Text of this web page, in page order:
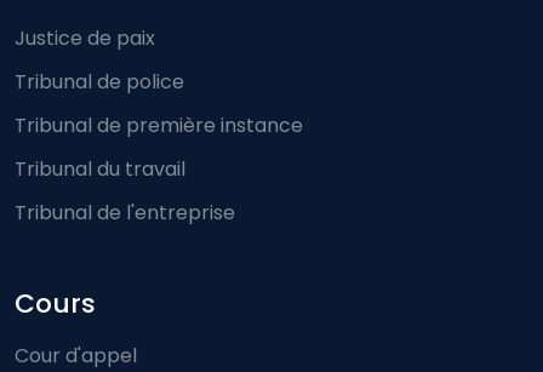
Justice de paix
Tribunal de police
Tribunal de première instance
Tribunal du travail
Tribunal de l'entreprise
Cours
Cour d'appel